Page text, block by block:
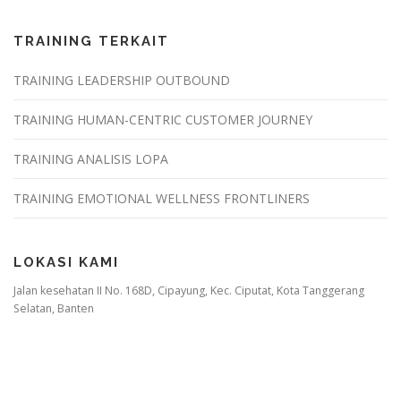
TRAINING TERKAIT
TRAINING LEADERSHIP OUTBOUND
TRAINING HUMAN-CENTRIC CUSTOMER JOURNEY
TRAINING ANALISIS LOPA
TRAINING EMOTIONAL WELLNESS FRONTLINERS
LOKASI KAMI
Jalan kesehatan II No. 168D, Cipayung, Kec. Ciputat, Kota Tanggerang
Selatan, Banten